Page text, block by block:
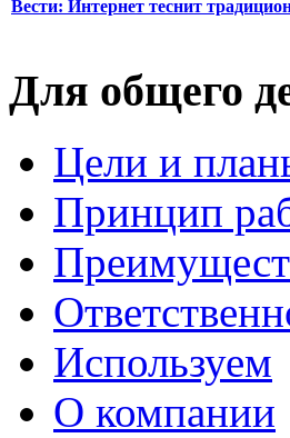
Вести: Интернет теснит
Для общего
Цели и
Принцип
Используем
О компании